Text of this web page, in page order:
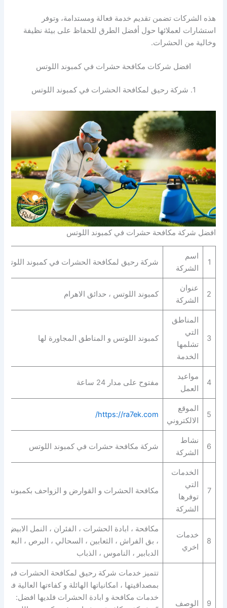
هذه الشركات تضمن تقديم خدمة فعالة ومستدامة، وتوفر
استشارات لعملائها حول أفضل الطرق للحفاظ على بيئة نظيفة
وخالية من الحشرات.
افضل شركات مكافحة حشرات في كمبوند اللوتس
1. شركة رحيق لمكافحة الحشرات في كمبوند اللوتس
افضل شركة مكافحة حشرات في كمبوند اللوتس
1
اسم
الشركة
شركة رحيق لمكافحة الحشرات في كمبوند اللوتس
2
عنوان
الشركة
كمبوند اللوتس ، حدائق الاهرام
3
المناطق
التي
تشلمها
الخدمة
كمبوند اللوتس و المناطق المجاورة لها
4
مواعيد
العمل
مفتوح على مدار 24 ساعة
5
الموقع
الالكتروني
https://ra7ek.com/
6
نشاط
الشركة
شركة مكافحة حشرات في كمبوند اللوتس
7
الخدمات
التي
توفرها
الشركة
مكافحة الحشرات و القوارض و الزواحف بكمبوند
8
خدمات
اخري
مكافحة ، ابادة الحشرات ، الفئران ، النمل الابيض ،
، بق الفراش ، الثعابين ، السحالي ، البرص ،
الدبابير ، الناموس ، الذباب
9 الوصف
تتميز خدمات شركة رحيق لمكافحة الحشرات في
بمصداقيتها ، امكانياتها الهائلة و كفاءتها العالية
خدمات مكافحة و ابادة الحشرات فلديها افضل: